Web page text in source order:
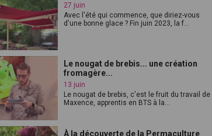
27 juin
Avec l'été qui commence, que diriez-vous
d'une bonne glace ? Fin juin 2023, la f...
Le nougat de brebis... une création
fromagère...
13 juin
Le nougat de brebis, c'est le fruit du travail de
Maxence, apprentis en BTS à la...
À la découverte de la Permaculture